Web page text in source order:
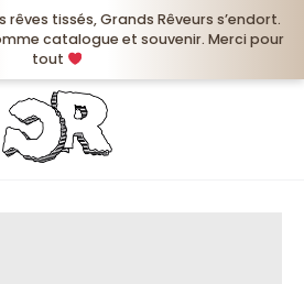
tissés, Grands Rêveurs s’endort.
catalogue et souvenir. Merci pour
tout